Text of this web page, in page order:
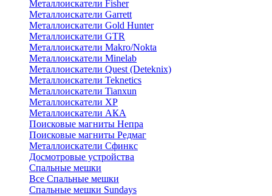
Металлоискатели Fisher
Металлоискатели Garrett
Металлоискатели Gold Hunter
Металлоискатели GTR
Металлоискатели Makro/Nokta
Металлоискатели Minelab
Металлоискатели Quest (Deteknix)
Металлоискатели Teknetics
Металлоискатели Tianxun
Металлоискатели XP
Металлоискатели АКА
Поисковые магниты Непра
Поисковые магниты Редмаг
Металлоискатели Сфинкс
Досмотровые устройства
Спальные мешки
Все Спальные мешки
Спальные мешки Sundays